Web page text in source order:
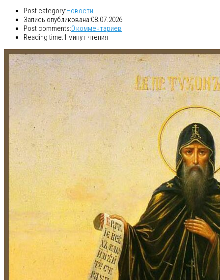
Post category:Новости
Запись опубликована:08.07.2026
Post comments:0 комментариев
Reading time:1 минут чтения